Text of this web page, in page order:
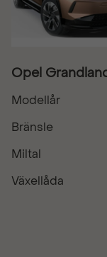
Opel
Modellår
Bränsle
Miltal
Växellåda